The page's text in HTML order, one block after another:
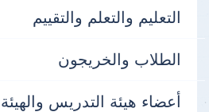
التعليم والتعلم والتقييم
الطلاب والخريجون
أعضاء هيئة التدريس